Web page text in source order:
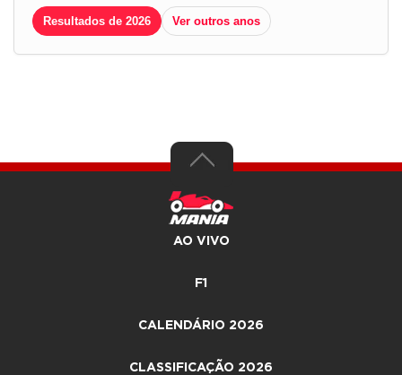
Resultados de 2026 Ver outros anos
AO VIVO
F1
CALENDÁRIO 2026
CLASSIFICAÇÃO 2026